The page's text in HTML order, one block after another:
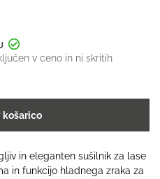
v ceno in ni skritih
košarico
in eleganten sušilnik za lase
in funkcijo hladnega zraka za